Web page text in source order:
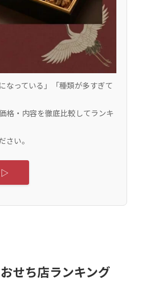
なっている」「種類が多すぎて
格・内容を徹底比較してランキ
さい。
▷
せち店ランキング